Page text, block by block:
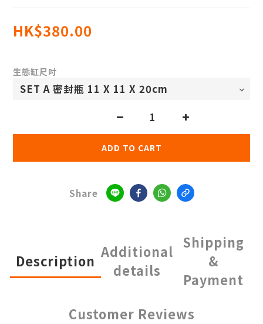
HK$380.00
生態缸尺吋
ADD TO CART
Share
Description
Additional
details
Shipping
&
Payment
Customer Reviews